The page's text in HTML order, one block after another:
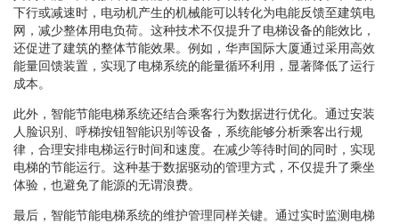
下行或减速时，电动机产生的机械能可以转化为电能反馈至建筑电
网，减少整体用电负荷。这种技术不仅提升了电梯设备的能效比，
还促进了建筑的整体节能效果。例如，华声国际大厦通过采用高效
能量回馈装置，实现了电梯系统的能量循环利用，显著降低了运行
成本。
此外，智能节能电梯系统还结合乘客行为数据进行优化。通过安装
人脸识别、呼梯按钮智能识别等设备，系统能够分析乘客出行规
律，合理安排电梯运行时间和速度。在减少等待时间的同时，实现
电梯的节能运行。这种基于数据驱动的管理方式，不仅提升了乘坐
体验，也避免了能源的无谓浪费。
最后，智能节能电梯系统的维护管理同样关键。通过实时监测电梯